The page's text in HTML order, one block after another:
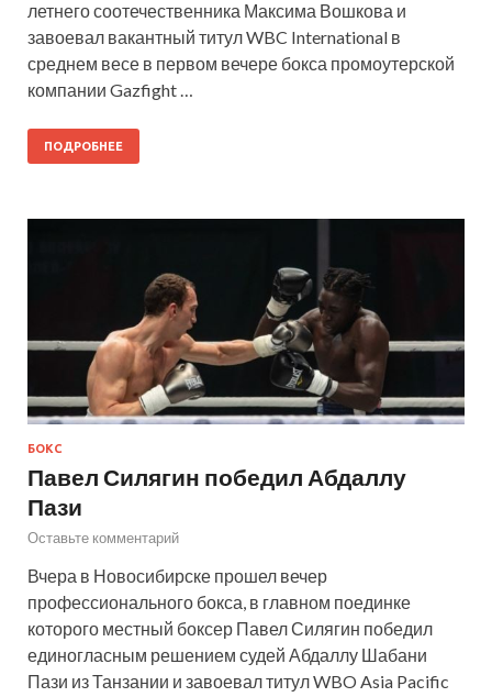
летнего соотечественника Максима Вошкова и
завоевал вакантный титул WBC International в
среднем весе в первом вечере бокса промоутерской
компании Gazfight …
ПОДРОБНЕЕ
БОКС
Павел Силягин победил Абдаллу
Пази
Оставьте комментарий
Вчера в Новосибирске прошел вечер
профессионального бокса, в главном поединке
которого местный боксер Павел Силягин победил
единогласным решением судей Абдаллу Шабани
Пази из Танзании и завоевал титул WBO Asia Pacific